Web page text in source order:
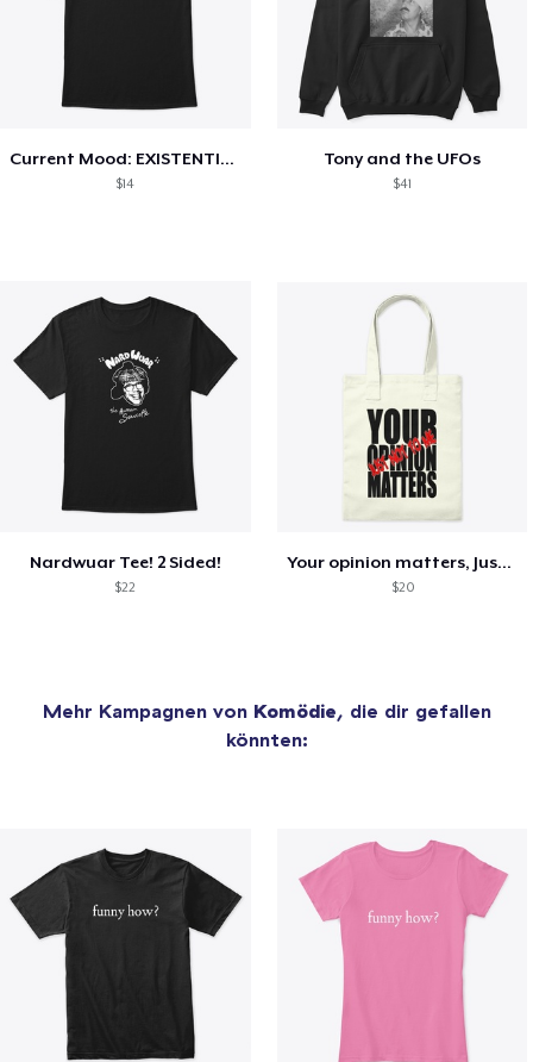
Current Mood: EXISTENTIAL CRISIS
$14
Tony and the UFOs
$41
Nardwuar Tee! 2 Sided!
$22
Your opinion matters, Just not to me!
$20
Mehr Kampagnen von Komödie, die dir gefallen
könnten: